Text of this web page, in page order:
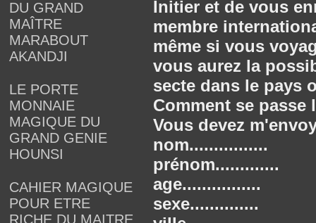
DU GRAND
MAÎTRE
MARABOUT
AKANDJI
LE PORTE
MONNAIE
MAGIQUE DU
GRAND GENIE
HOUNSI
CAHIER MAGIQUE
POUR ETRE
RICHE DU MAITRE
Initier et de vous
membre
même si vous
vous aurez la
secte dans le pays
Comment se
Vous devez
nom................
prénom.............
age................
sexe..............